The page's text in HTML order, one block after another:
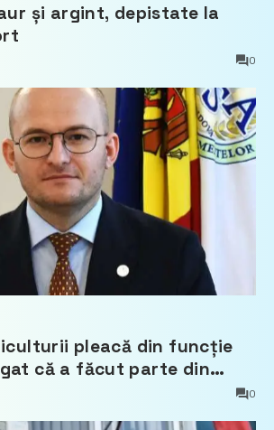
și argint, depistate la
0
pleacă din funcție
că a făcut parte din
0